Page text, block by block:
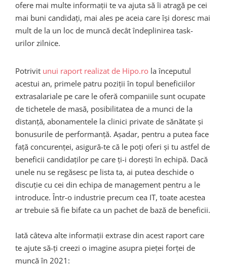
ofere mai multe informații te va ajuta să îi atragă pe cei
mai buni candidați, mai ales pe aceia care își doresc mai
mult de la un loc de muncă decât îndeplinirea task-
urilor zilnice.
Potrivit unui raport realizat de Hipo.ro la începutul
acestui an, primele patru poziții în topul beneficiilor
extrasalariale pe care le oferă companiile sunt ocupate
de tichetele de masă, posibilitatea de a munci de la
distanță, abonamentele la clinici private de sănătate și
bonusurile de performanță. Așadar, pentru a putea face
față concurenței, asigură-te că le poți oferi și tu astfel de
beneficii candidaților pe care ți-i dorești în echipă. Dacă
unele nu se regăsesc pe lista ta, ai putea deschide o
discuție cu cei din echipa de management pentru a le
introduce. Într-o industrie precum cea IT, toate acestea
ar trebuie să fie bifate ca un pachet de bază de beneficii.
Iată câteva alte informații extrase din acest raport care
te ajute să-ți creezi o imagine asupra pieței forței de
muncă în 2021: